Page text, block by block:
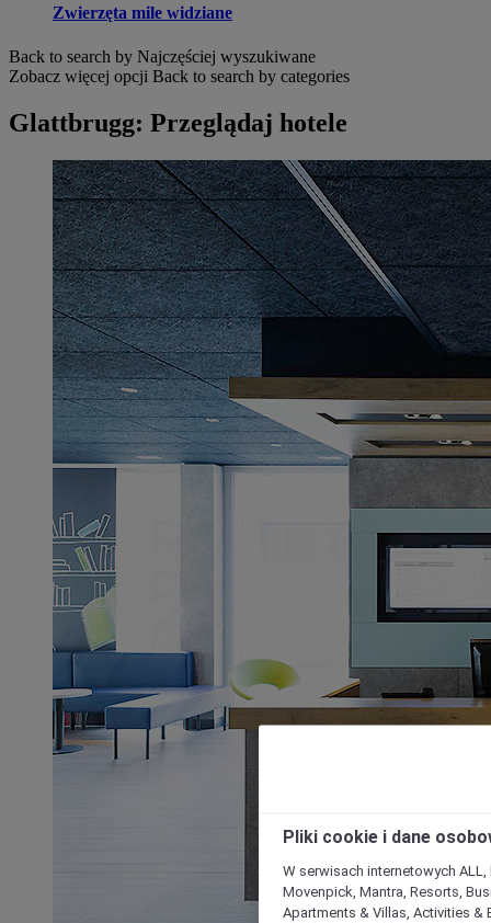
Zwierzęta mile widziane
Back to search by Najczęściej wyszukiwane
Zobacz więcej opcji Back to search by categories
Glattbrugg: Przeglądaj hotele
Pliki cookie i dane
W serwisach internetowych
Movenpick, Mantra, Resorts,
Apartments & Villas, Activities &